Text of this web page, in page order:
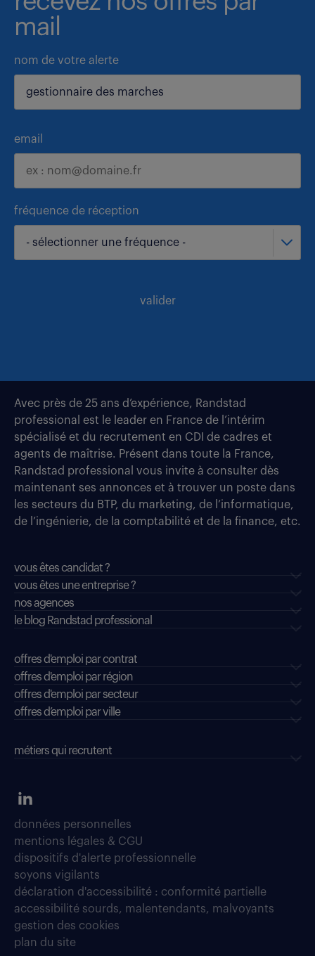
mail
nom de votre alerte
email
fréquence de réception
- sélectionner une fréquence -
valider
Avec près de 25 ans d’expérience, Randstad
professional est le leader en France de l’intérim
spécialisé et du recrutement en CDI de cadres et
agents de maîtrise. Présent dans toute la France,
Randstad professional vous invite à consulter dès
maintenant ses annonces et à trouver un poste dans
les secteurs du BTP, du marketing, de l’informatique,
de l’ingénierie, de la comptabilité et de la finance, etc.
vous êtes candidat ?
vous êtes une entreprise ?
nos agences
le blog Randstad professional
offres d'emploi par contrat
offres d'emploi par région
offres d'emploi par secteur
offres d’emploi par ville
métiers qui recrutent
données personnelles
mentions légales & CGU
dispositifs d'alerte professionnelle
soyons vigilants
déclaration d'accessibilité : conformité partielle
accessibilité sourds, malentendants, malvoyants
gestion des cookies
plan du site